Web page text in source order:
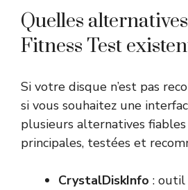
Quelles
Fitness Test
Si votre disque n’est pas
si vous souhaitez une
plusieurs alternatives
principales, testées et
CrystalDiskInfo :